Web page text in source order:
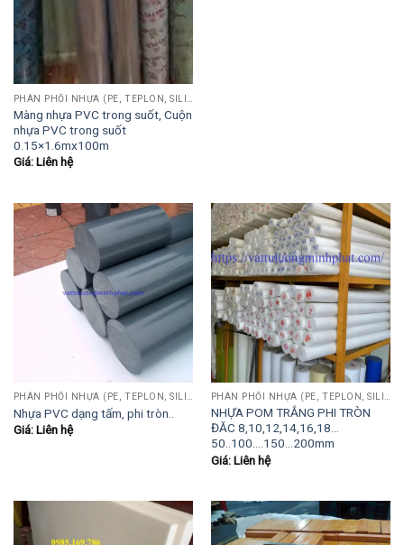
Màng nhựa PVC trong suốt, Cuộn
nhựa PVC trong suốt
0.15×1.6mx100m
Giá: Liên hệ
PHÂN PHỐI NHỰA (PE, TEPLON, SILICON, PHÍP CÁCH ĐIỆN, POM...)
Nhựa PVC dạng tấm, phi tròn..
Giá: Liên hệ
PHÂN PHỐI NHỰA (PE, TEPLON, SILICON, PHÍP CÁCH ĐIỆN, POM...)
NHỰA POM TRẮNG PHI TRÒN
ĐĂC 8,10,12,14,16,18…
50..100….150…200mm
Giá: Liên hệ